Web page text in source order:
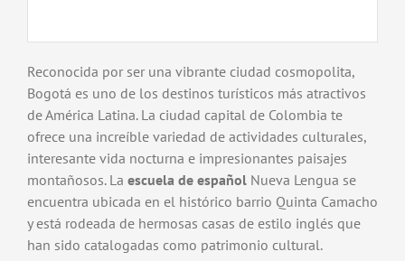
Reconocida por ser una vibrante ciudad cosmopolita,
Bogotá es uno de los destinos turísticos más atractivos
de América Latina. La ciudad capital de Colombia te
ofrece una increíble variedad de actividades culturales,
interesante vida nocturna e impresionantes paisajes
montañosos. La escuela de español Nueva Lengua se
encuentra ubicada en el histórico barrio Quinta Camacho
y está rodeada de hermosas casas de estilo inglés que
han sido catalogadas como patrimonio cultural.